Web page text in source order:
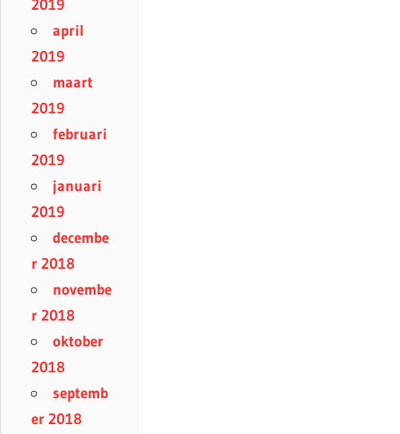
2019
april
2019
maart
2019
februari
2019
januari
2019
decembe
r 2018
novembe
r 2018
oktober
2018
septemb
er 2018